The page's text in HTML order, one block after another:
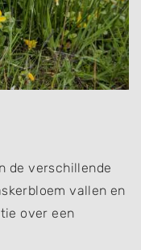
de verschillende
vallen en
over een